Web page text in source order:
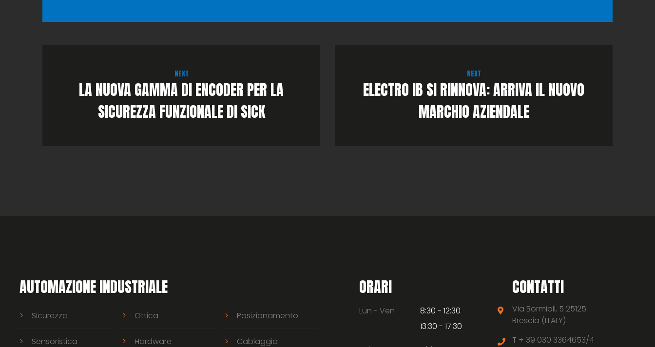
NEXT
LA NUOVA GAMMA DI ENCODER PER LA
SICUREZZA FUNZIONALE DI SICK
NEXT
ELECTRO IB SI RINNOVA: ARRIVA IL NUOVO
MARCHIO AZIENDALE
AUTOMAZIONE INDUSTRIALE
Sicurezza Ottica Posizionamento
Sensoristica Hardware Cablaggio
ORARI
Lun - Ven
8:30 - 12:30
13:30 - 17:30
CONTATTI
Via Bormioli, 5 25125
Brescia (ITALY)
T + 39 030 3364653/4